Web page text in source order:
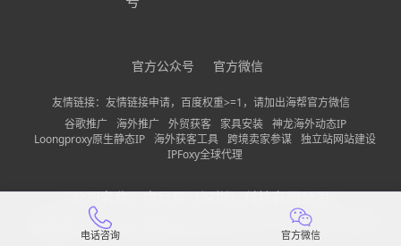
立即申请免费使用
官方公众号 官方微信
友情链接：友情链接申请，百度权重>=1，请加出海帮官方微信
谷歌推广
海外推广 外贸获客 家具安装
神龙海外动态IP
Loongproxy原生静态IP 海外获客工具 跨境卖家参谋 独立站网站建设
IPFoxy全球代理
公司名称：中巨量（深圳）科技有限公司
备案信息：粤ICP备2022150197号-13 隐私政策
电话咨询 官方微信